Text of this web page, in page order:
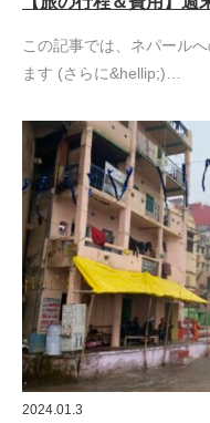
この記事では、ネパール
ます (さらに&hellip;)…
2024.01.3